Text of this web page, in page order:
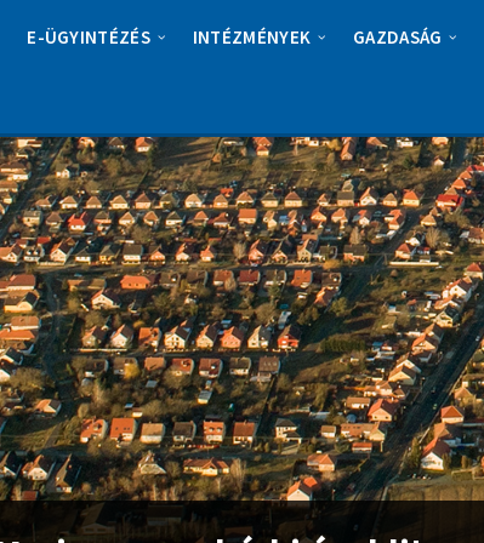
E-ÜGYINTÉZÉS INTÉZMÉNYEK GAZDASÁG